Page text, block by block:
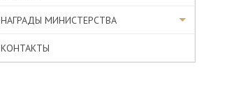
НАГРАДЫ МИНИСТЕРСТВА
КОНТАКТЫ